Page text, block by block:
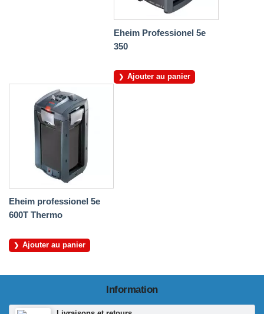
Eheim Professionel 5e
350
Ajouter au panier
Eheim professionel 5e
600T Thermo
Ajouter au panier
Information